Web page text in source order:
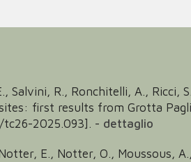
Salvini, R., Ronchitelli, A.,
first results from Grotta
tc26-2025.093]. - dettaglio
E., Notter, O.,